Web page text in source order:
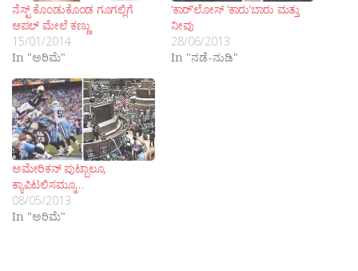
ನೆಸ್ಟ್ ಕೊಂಡುಕೊಂಡ ಗೂಗಲ್ಲಿಗೆ
ಆಪಲ್ ಮೇಲೆ ಕಣ್ಣು
15/01/2014
In "ಅರಿಮೆ"
’ಕಾರ್’ಲೋಸ್ ’ಕಾರು’ಬಾರು ಮತ್ತು
ನೀವು
28/06/2013
In "ನಡೆ-ನುಡಿ"
ಅಮೇರಿಕನ್ ಪುಟ್ಬಾಲೂ,
ಕ್ಯಾಪಿಟಲಿಸಮ್ಮೂ…
08/05/2013
In "ಅರಿಮೆ"